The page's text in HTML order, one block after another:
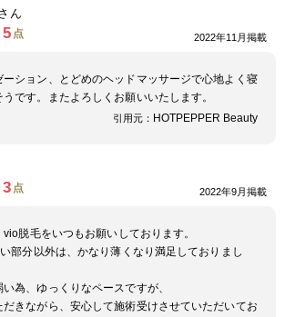
ヘッドスパは脳疲労/眼精疲労におすすめです。完
も心も委ねて極上の癒しをご堪能いただけます！
ん
5 点 2022年11月掲載
ーション、とどめのヘッドマッサージで心地よく寝
です。またよろしくお願いいたします。
引用元： HOTPEPPER Beauty
3 点 2022年9月掲載
脱毛をいつもお願いしております。
部分以外は、かなり薄くなり満足しておりまし
為、ゆっくりなペースですが、
きながら、安心して施術受けさせていただいてお